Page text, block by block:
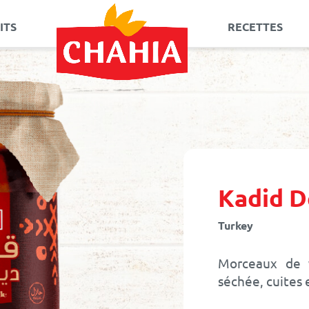
RECETTES
Allez
au
contenu
Kadid
Turkey
Morceaux
séchée, cuites